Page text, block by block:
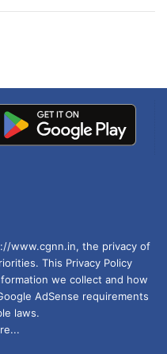
खाई में धक्का… आरोपियों ने
www.cgnn.in, the privacy of
This Privacy Policy
we collect and how
AdSense requirements
laws.